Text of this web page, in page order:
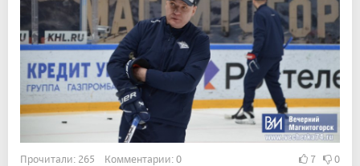
Прочитали: 265 Комментарии: 0 7 0